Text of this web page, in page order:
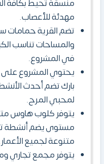
منسقة تحيط بكافة
مهدئة للأعصاب.
تضم القرية حمامات
والمساحات تناسب
في المشروع.
يحتوي المشروع على
بارك تضم أحدث
لمحبي المرح.
يتوفر كلوب هاوس
مستوى يضم أنشطة
متنوعة لجميع الأعمار.
يتوفر مجمع تجاري